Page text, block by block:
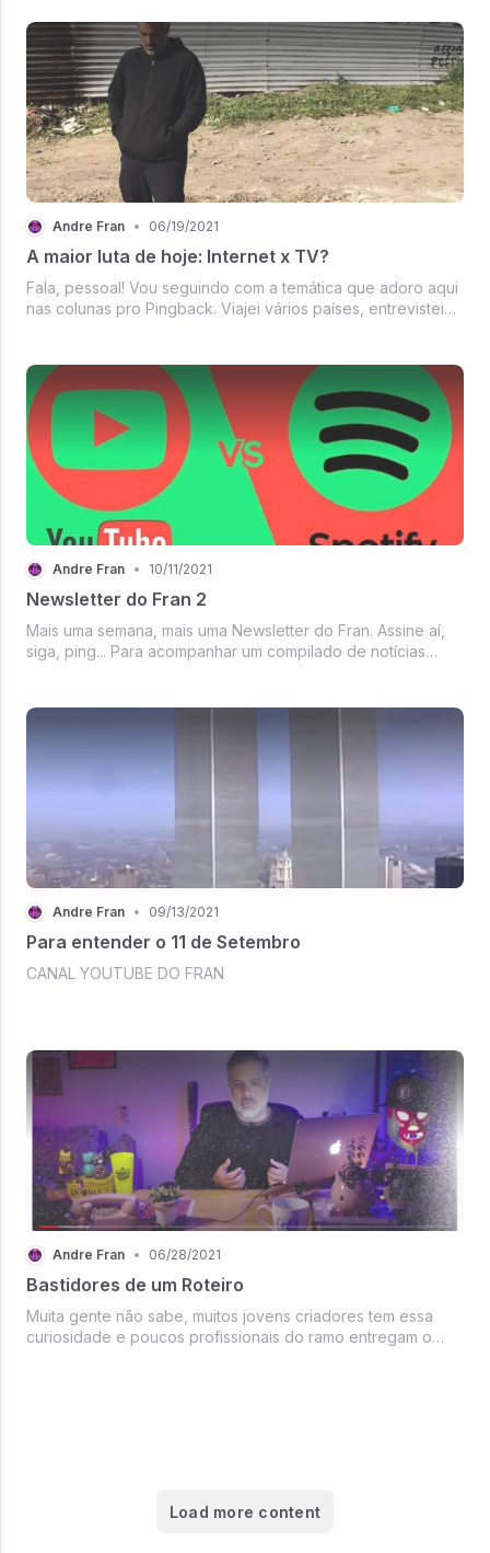
plataformas começara...
Andre Fran • 06/19/2021
A maior luta de hoje: Internet x TV?
Fala, pessoal! Vou seguindo com a temática que adoro aqui
nas colunas pro Pingback. Viajei vários países, entrevistei
Nada d...
Andre Fran • 10/11/2021
Newsletter do Fran 2
Mais uma semana, mais uma Newsletter do Fran. Assine aí,
siga, ping... Para acompanhar um compilado de notícias
e mui...
Andre Fran • 09/13/2021
Para entender o 11 de Setembro
CANAL YOUTUBE DO FRAN
Andre Fran • 06/28/2021
Bastidores de um Roteiro
Muita gente não sabe, muitos jovens criadores tem essa
curiosidade e poucos profissionais do ramo entregam o
Load more content